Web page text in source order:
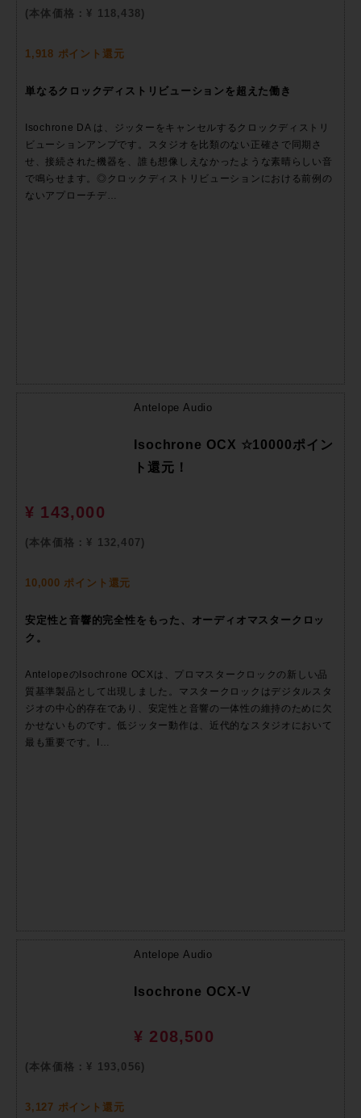
(本体価格：¥ 118,438)
1,918 ポイント還元
単なるクロックディストリビューションを超えた働き
Isochrone DA は、ジッターをキャンセルするクロックディストリ
ビューションアンプです。スタジオを比類のない正確さで同期さ
せ、接続された機器を、誰も想像しえなかったような素晴らしい音
で鳴らせます。◎クロックディストリビューションにおける前例の
ないアプローチデ…
Antelope Audio
Isochrone OCX ☆10000ポイン
ト還元！
¥ 143,000
(本体価格：¥ 132,407)
10,000 ポイント還元
安定性と音響的完全性をもった、オーディオマスタークロッ
ク。
AntelopeのIsochrone OCXは、プロマスタークロックの新しい品
質基準製品として出現しました。マスタークロックはデジタルスタ
ジオの中心的存在であり、安定性と音響の一体性の維持のために欠
かせないものです。低ジッター動作は、近代的なスタジオにおいて
最も重要です。I…
Antelope Audio
Isochrone OCX-V
¥ 208,500
(本体価格：¥ 193,056)
3,127 ポイント還元